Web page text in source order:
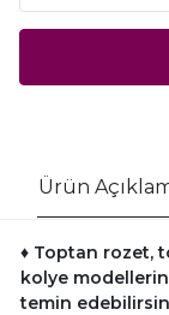
Ürün
♦ Toptan rozet,
kolye
temin